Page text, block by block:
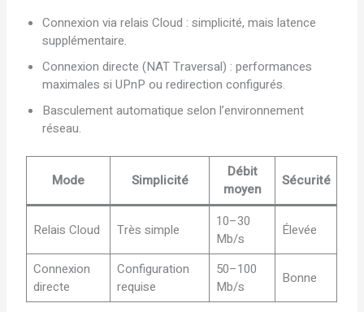
Connexion via relais Cloud : simplicité, mais latence
supplémentaire.
Connexion directe (NAT Traversal) : performances
maximales si UPnP ou redirection configurés.
Basculement automatique selon l’environnement
réseau.
Mode Simplicité
Débit
moyen
Sécurité
Relais Cloud Très simple
10–30
Mb/s
Élevée
Connexion
directe
Configuration
requise
50–100
Mb/s
Bonne